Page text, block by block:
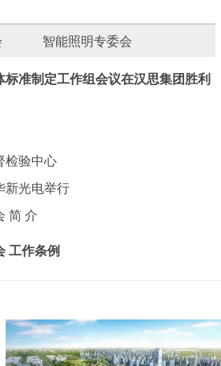
智能照明专委会
标准制定工作组会议在汉思集团胜利
检验中心
新光电举行
简 介
工作条例